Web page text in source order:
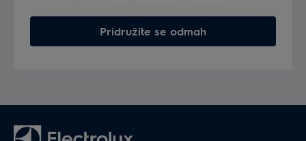
Pridružite se odmah